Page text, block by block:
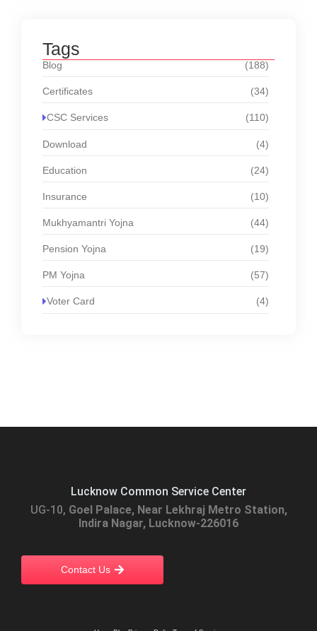
Tags
Blog (188)
Certificates (34)
CSC Services (110)
Download (4)
Education (24)
Insurance (10)
Mukhyamantri Yojna (44)
Pension Yojna (19)
PM Yojna (57)
Voter Card (4)
Lucknow Common Service Center
UG-10, Goel Palace, Near Lekhraj Metro Station,
Indira Nagar, Lucknow-226016
Contact Us